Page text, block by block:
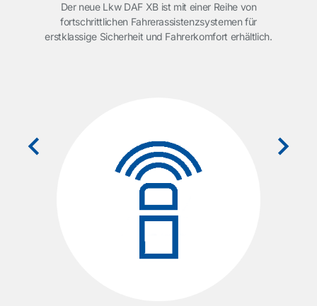
Der neue Lkw DAF XB ist mit einer Reihe von
fortschrittlichen Fahrerassistenzsystemen für
erstklassige Sicherheit und Fahrerkomfort erhältlich.